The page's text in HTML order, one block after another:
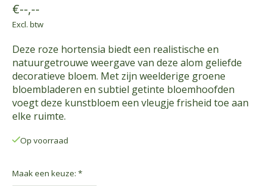
€--,--
Excl. btw
Deze roze hortensia biedt een realistische en
natuurgetrouwe weergave van deze alom geliefde
decoratieve bloem. Met zijn weelderige groene
bloembladeren en subtiel getinte bloemhoofden
voegt deze kunstbloem een vleugje frisheid toe aan
elke ruimte.
Op voorraad
Maak een keuze: *